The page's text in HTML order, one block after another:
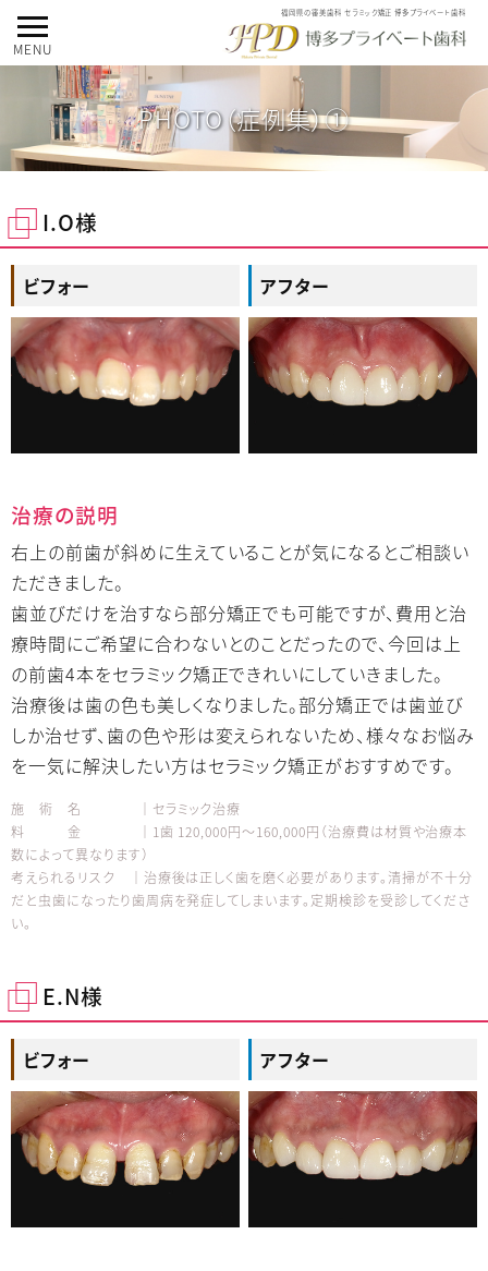
MENU
福岡県の審美歯科 セラミック矯正 博多プライベート歯科
PHOTO（症例集）①
I.O様
ビフォー アフター
治療の説明
右上の前歯が斜めに生えていることが気になるとご相談い
ただきました。
歯並びだけを治すなら部分矯正でも可能ですが、費用と治
療時間にご希望に合わないとのことだったので、今回は上
の前歯4本をセラミック矯正できれいにしていきました。
治療後は歯の色も美しくなりました。部分矯正では歯並び
しか治せず、歯の色や形は変えられないため、様々なお悩み
を一気に解決したい方はセラミック矯正がおすすめです。
施 術 名 │セラミック治療
料 金 │1歯 120,000円～160,000円（治療費は材質や治療本
数によって異なります）
考えられるリスク │治療後は正しく歯を磨く必要があります。清掃が不十分
だと虫歯になったり歯周病を発症してしまいます。定期検診を受診してくださ
い。
E.N様
ビフォー アフター